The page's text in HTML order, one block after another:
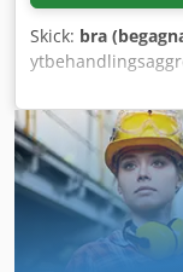
Skick: bra
bandslipmaskin,
från
inga
2117/2, 3,7 kW,
Löprullar: Ø 117 x
bilder -